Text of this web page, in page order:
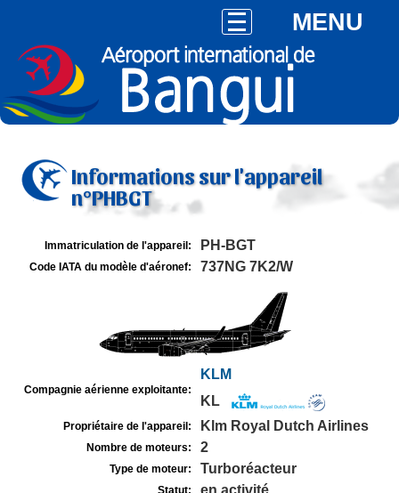
MENU
Informations sur l'appareil
n°PHBGT
Immatriculation de l'appareil: PH-BGT
Code IATA du modèle d'aéronef: 737NG 7K2/W
Compagnie aérienne exploitante:
KLM
KL
Propriétaire de l'appareil: Klm Royal Dutch Airlines
Nombre de moteurs: 2
Type de moteur: Turboréacteur
Statut: en activité